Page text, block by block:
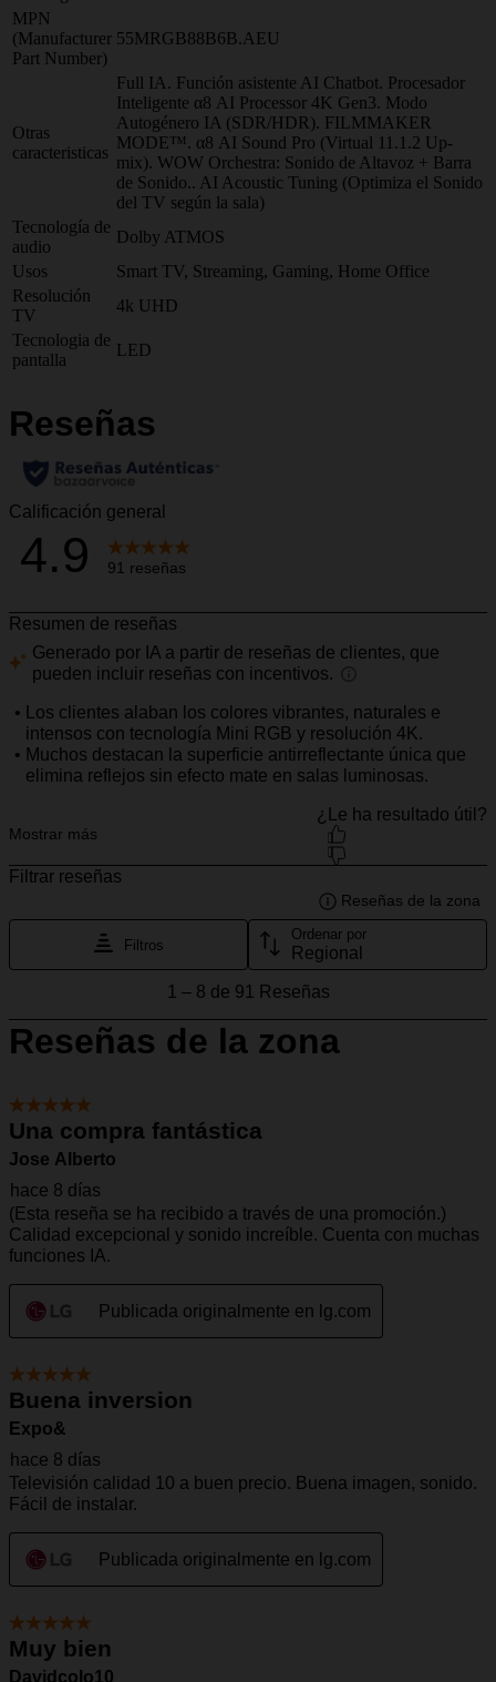
MPN
(Manufacturer
Part Number)
55MRGB88B6B.AEU
Otras
caracteristicas
Full IA. Función asistente AI Chatbot. Procesador
Inteligente α8 AI Processor 4K Gen3. Modo
Autogénero IA (SDR/HDR). FILMMAKER
MODE™. α8 AI Sound Pro (Virtual 11.1.2 Up-
mix). WOW Orchestra: Sonido de Altavoz + Barra
de Sonido.. AI Acoustic Tuning (Optimiza el Sonido
del TV según la sala)
Tecnología de
audio
Dolby ATMOS
Usos
Smart TV, Streaming, Gaming, Home Office
Resolución
TV
4k UHD
Tecnologia de
pantalla
LED